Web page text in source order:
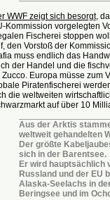
WWF zeigt sich besorgt,
Kommission vorgelegten
Fischerei stoppen
den Vorstoß der
muss endlich das
der Handel und die
Zucco. Europa müsse zum
Piratenfischerei
die weltweiten
auf über 10
Aus der Arktis
weltweit gehandelten
Der größte
sich in der Barentsee.
Er wird hauptsächlich
Russland und der EU
Alaska-Seelachs in
Beringsee und im